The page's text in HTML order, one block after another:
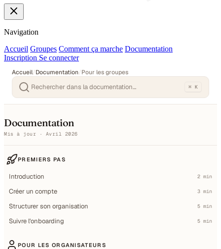
Navigation
Accueil Groupes Comment ça marche Documentation
Inscription Se connecter
Accueil/Documentation/Pour les groupes
⌘ K
Documentation
Mis à jour · Avril 2026
PREMIERS PAS
Introduction 2 min
Créer un compte 3 min
Structurer son organisation 5 min
Suivre l'onboarding 5 min
POUR LES ORGANISATEURS